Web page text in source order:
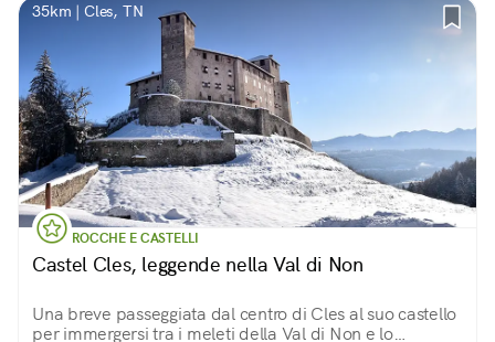
35km | Cles, TN
ROCCHE E CASTELLI
Castel Cles, leggende nella Val di Non
Una breve passeggiata dal centro di Cles al suo castello
per immergersi tra i meleti della Val di Non e lo